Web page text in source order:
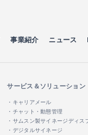
事業紹介 ニュース
サービス＆ソリューション
・キャリアメール
・チャット・動態管理
・サムスン製サイネージディス
・デジタルサイネージ